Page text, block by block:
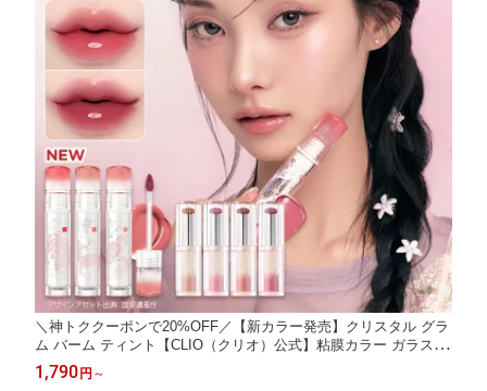
＼神トククーポンで20%OFF／【新カラー発売】クリスタル グラ
ム バーム ティント【CLIO（クリオ）公式】粘膜カラー ガラス玉
落ちにくい 色持ち 長時間キープ 口紅 リップグロス 唇 韓国ヘリ
テージ コレクション 韓国 コスメ
1,790円 ～